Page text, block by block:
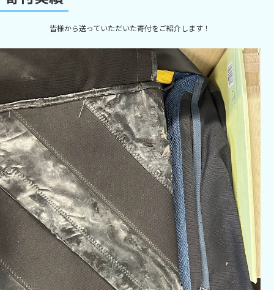
皆様から送っていただいた寄付をご紹介します！